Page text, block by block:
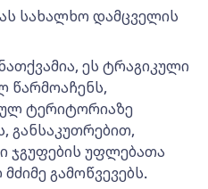
სახალხო დამცველის
ეს ტრაგიკული
წარმოაჩენს,
ტერიტორიაზე
განსაკუთრებით,
ჯგუფების უფლებათა
გამოწვევებს.